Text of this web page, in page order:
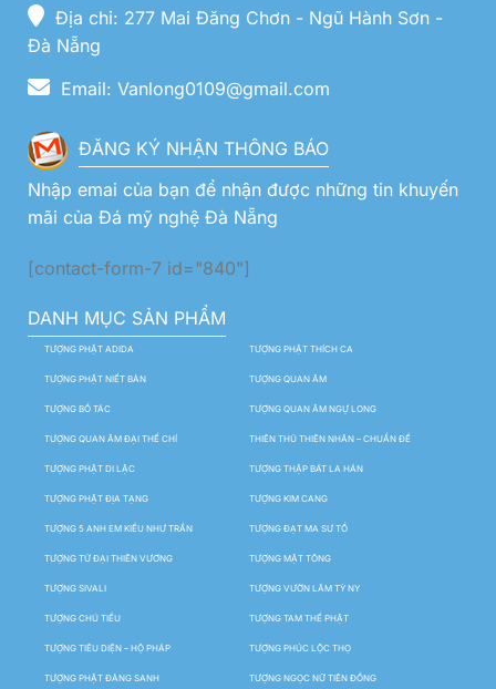
Địa chỉ: 277 Mai Đăng Chơn - Ngũ Hành Sơn -
Đà Nẵng
Email: Vanlong0109@gmail.com
ĐĂNG KÝ NHẬN THÔNG BÁO
Nhập emai của bạn để nhận được những tin khuyến
mãi của Đá mỹ nghệ Đà Nẵng
[contact-form-7 id="840"]
DANH MỤC SẢN PHẨM
TƯỢNG PHẬT ADIDA TƯỢNG PHẬT THÍCH CA
TƯỢNG PHẬT NIẾT BÀN TƯỢNG QUAN ÂM
TƯỢNG BỒ TÁC TƯỢNG QUAN ÂM NGỰ LONG
TƯỢNG QUAN ÂM ĐẠI THẾ CHÍ THIÊN THỦ THIÊN NHÃN – CHUẨN ĐỀ
TƯỢNG PHẬT DI LẶC TƯỢNG THẬP BÁT LA HÁN
TƯỢNG PHẬT ĐỊA TẠNG TƯỢNG KIM CANG
TƯỢNG 5 ANH EM KIỀU NHƯ TRẦN TƯỢNG ĐẠT MA SƯ TỔ
TƯỢNG TỨ ĐẠI THIÊN VƯƠNG TƯỢNG MẬT TÔNG
TƯỢNG SIVALI TƯỢNG VƯỜN LÂM TỲ NY
TƯỢNG CHÚ TIỂU TƯỢNG TAM THẾ PHẬT
TƯỢNG TIÊU DIỆN – HỘ PHÁP TƯỢNG PHÚC LỘC THỌ
TƯỢNG PHẬT ĐẢNG SANH TƯỢNG NGỌC NỮ TIÊN ĐỒNG